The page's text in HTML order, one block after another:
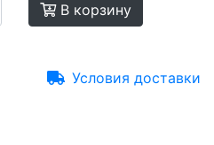
В корзину
Условия доставки